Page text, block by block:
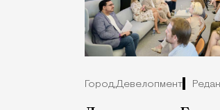
Город,Девелопмент